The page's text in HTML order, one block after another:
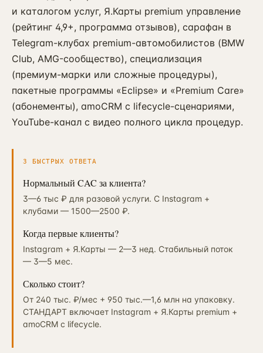
и каталогом услуг, Я.Карты premium управление
(рейтинг 4,9+, программа отзывов), сарафан в
Telegram-клубах premium-автомобилистов (BMW
Club, AMG-сообщество), специализация
(премиум-марки или сложные процедуры),
пакетные программы «Eclipse» и «Premium Care»
(абонементы), amoCRM с lifecycle-сценариями,
YouTube-канал с видео полного цикла процедур.
3 БЫСТРЫХ ОТВЕТА
Нормальный CAC за клиента?
3—6 тыс ₽ для разовой услуги. С Instagram +
клубами — 1500—2500 ₽.
Когда первые клиенты?
Instagram + Я.Карты — 2—3 нед. Стабильный поток
— 3—5 мес.
Сколько стоит?
От 240 тыс. ₽/мес + 950 тыс.—1,6 млн на упаковку.
СТАНДАРТ включает Instagram + Я.Карты premium +
amoCRM с lifecycle.